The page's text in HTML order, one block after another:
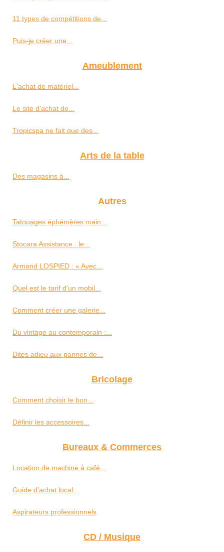
11 types de compétitions de...
Puis-je créer une...
Ameublement
L'achat de matériel...
Le site d'achat de...
Tropicspa ne fait que des...
Arts de la table
Des magasins à...
Autres
Tatouages éphémères main...
Stocara Assistance : le...
Armand LOSPIED : « Avec...
Quel est le tarif d'un mobil...
Comment créer une galerie...
Du vintage au contemporain :...
Dites adieu aux pannes de...
Bricolage
Comment choisir le bon...
Définir les accessoires...
Bureaux & Commerces
Location de machine à café...
Guide d'achat local...
Aspirateurs professionnels
CD / Musique